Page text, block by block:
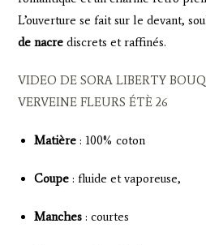
L’ouverture se fait sur le devant,
de nacre discrets et raffinés.
VIDEO DE SORA LIBERTY
VERVEINE FLEURS ÉTÈ 26
Matière : 100% coton
Coupe : fluide et vaporeuse,
Manches : courtes